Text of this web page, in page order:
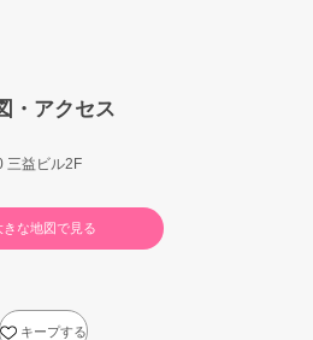
・アクセス
三益ビル2F
きな地図で見る
キープする